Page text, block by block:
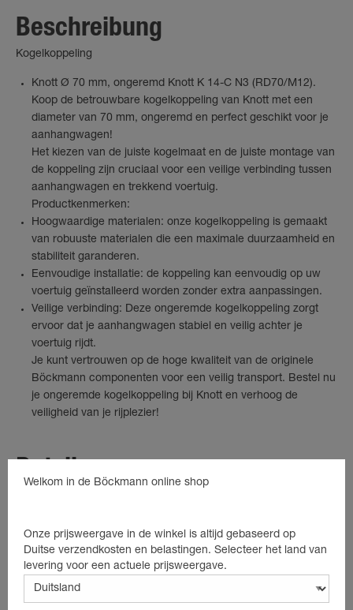
Beschreibung
Kogelkoppeling
Knott Ø 70 mm, ongeremd Knott K 14-C N3 (RD70/M12).
Koop de betrouwbare kogelkoppeling van Knott met een
diameter van 70 mm, ongeremd en perfect geschikt voor je
aanhangwagen!
Het kiezen van de juiste kogelmaat en de juiste montage van
de koppeling zijn cruciaal voor een veilige verbinding tussen
aanhangwagen en trekkend voertuig.
Productkenmerken:
Hoogwaardige materialen: onze kogelkoppeling is gemaakt
van robuuste materialen die een maximale duurzaamheid en
stabiliteit garanderen.
Eenvoudige installatie: de koppeling kan eenvoudig op uw
voertuig geïnstalleerd worden zonder extra aanpassingen.
Veilige verbinding: Deze ongeremde kogelkoppeling zorgt
ervoor dat je aanhangwagen stabiel en veilig achter je
voertuig rijdt.
Je kunt vertrouwen op de hoge kwaliteit van de originele
Böckmann componenten voor een veilig transport. Bestel nu
je ongeremde kogelkoppeling bij Knott en verhoog de
veiligheid van je rijplezier!
Details
Rond, Ø 70 mm
Knott K 14-C N3 (RD70/M12)
Welkom in de Böckmann online shop
Onze prijsweergave in de winkel is altijd gebaseerd op
Duitse verzendkosten en belastingen. Selecteer het land van
levering voor een actuele prijsweergave.